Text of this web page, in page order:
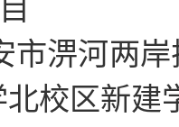
市淠河两
校区新建